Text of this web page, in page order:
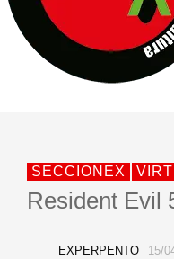
MARSHALL FLASH
JOFRE BARDAGÍ
SECCIONEX
Resident Evil
EXPERPENTO 15/